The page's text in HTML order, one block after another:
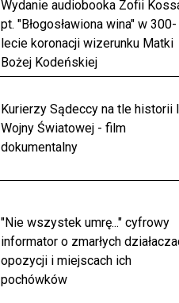
Wydanie audiobooka Zofii
pt. "Błogosławiona wina" w 300-
lecie koronacji wizerunku Matki
Bożej Kodeńskiej
Kurierzy Sądeccy na tle historii
Wojny Światowej - film
dokumentalny
"Nie wszystek umrę..." cyfrowy
informator o zmarłych
opozycji i miejscach ich
pochówków